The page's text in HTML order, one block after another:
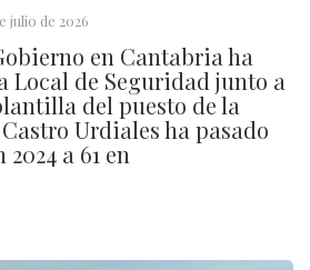
julio de 2026
en Cantabria ha
Local de Seguridad junto a
del puesto de la
Urdiales ha pasado
a 61 en